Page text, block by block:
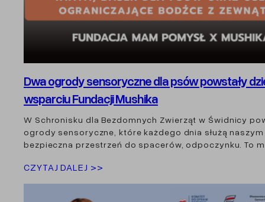
Dwa ogrody sensoryczne dla psów powstały
wsparciu Fundacji Mushika
W Schronisku dla Bezdomnych Zwierząt w Świdnicy
ogrody sensoryczne, które każdego dnia służą
bezpieczna przestrzeń do spacerów, odpoczynku. To
CZYTAJ DALEJ >>